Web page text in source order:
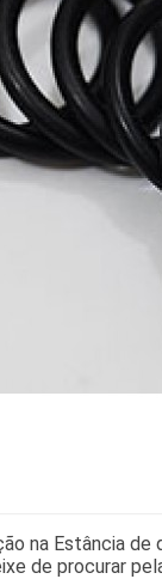
na Estância
de procurar